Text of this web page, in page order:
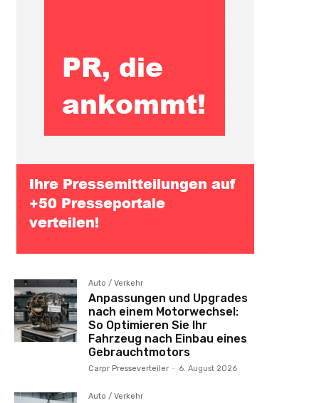
Auto / Verkehr
Anpassungen und Upgrades
nach einem Motorwechsel:
So Optimieren Sie Ihr
Fahrzeug nach Einbau eines
Gebrauchtmotors
Carpr Presseverteiler - 6. August 2026
Auto / Verkehr